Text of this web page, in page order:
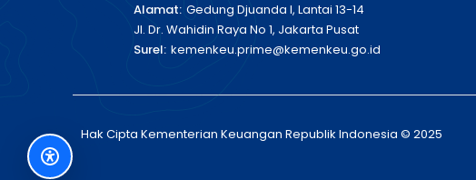
Alamat: Gedung Djuanda I, Lantai 13-14
Jl. Dr. Wahidin Raya No 1, Jakarta Pusat
Surel: kemenkeu.prime@kemenkeu.go.id
Hak Cipta Kementerian Keuangan Republik Indonesia © 2025